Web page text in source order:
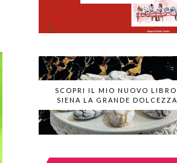
SCOPRI IL MIO NUOVO LIBRO,
SIENA LA GRANDE DOLCEZZA